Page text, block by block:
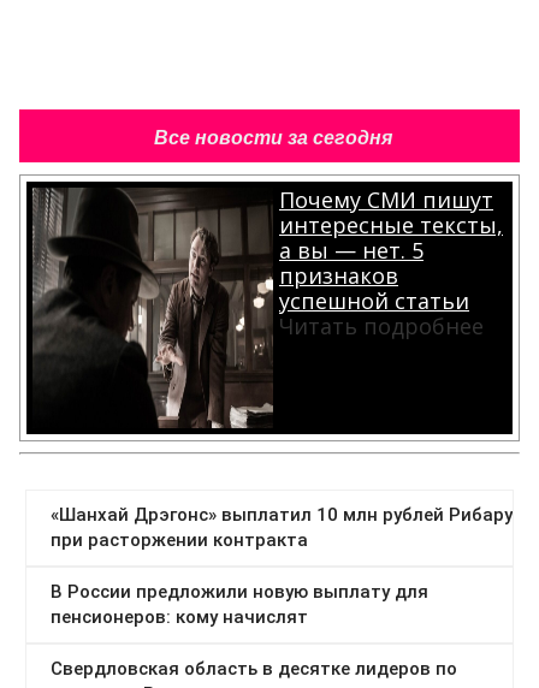
Все новости за сегодня
Почему СМИ пишут
интересные тексты,
а вы — нет. 5
признаков
успешной статьи
Читать подробнее